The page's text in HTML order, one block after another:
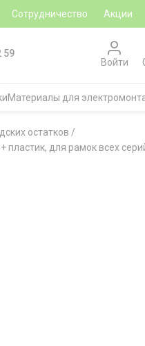
Сотрудничество Акции
59
Войти
Материалы для
остатков /
для рамок всех